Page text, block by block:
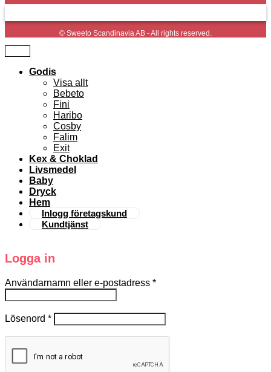
© Sweeto Scandinavia AB - All rights reserved.
Godis
Visa allt
Bebeto
Fini
Haribo
Cosby
Falim
Exit
Kex & Choklad
Livsmedel
Baby
Dryck
Hem
Inlogg företagskund
Kundtjänst
Logga in
Användarnamn eller e-postadress *
Lösenord *